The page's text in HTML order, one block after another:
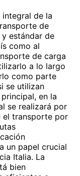
de la
de
estándar de
como al
de carga
a lo largo
como parte
se utilizan
en la
se realizará por
el transporte por
un papel crucial
Italia. La
bien